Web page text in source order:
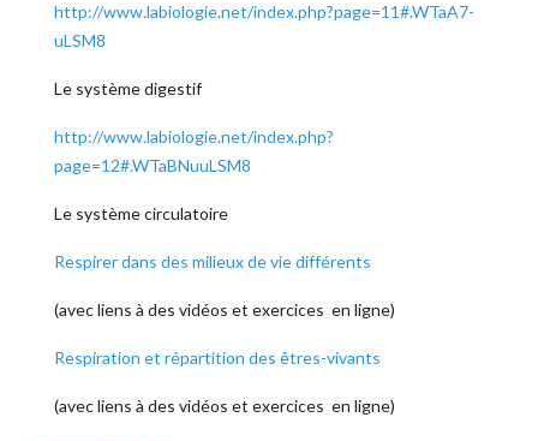
http://www.labiologie.net/index.php?page=11#.WTaA7-
uLSM8
Le système digestif
http://www.labiologie.net/index.php?
page=12#.WTaBNuuLSM8
Le système circulatoire
Respirer dans des milieux de vie différents
(avec liens à des vidéos et exercices en ligne)
Respiration et répartition des êtres-vivants
(avec liens à des vidéos et exercices en ligne)